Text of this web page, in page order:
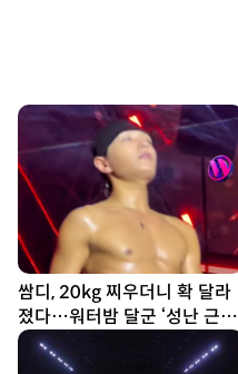
쌈디, 20kg 찌우더니 확 달라
졌다…워터밤 달군 ‘성난 근육’
[SD셀픽]